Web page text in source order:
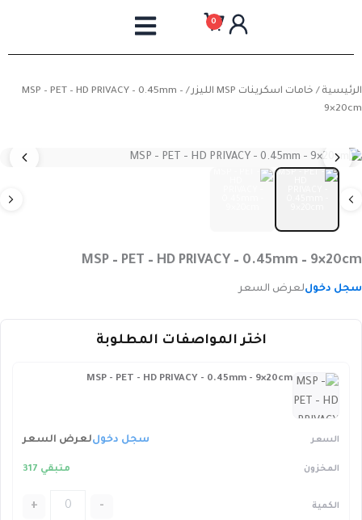
0
الرئيسية / خامات اسكرينات MSP الليزر
/ MSP – PET – HD PRIVACY – 0.45mm –
9×20cm
MSP – PET – HD PRIVACY – 0.45mm – 9×20cm
سجل دخوللعرض السعر
اختر المواصفات المطلوبة
MSP - PET - HD PRIVACY - 0.45mm - 9×20cm
سجل دخوللعرض السعر
متبقي 317
-
+